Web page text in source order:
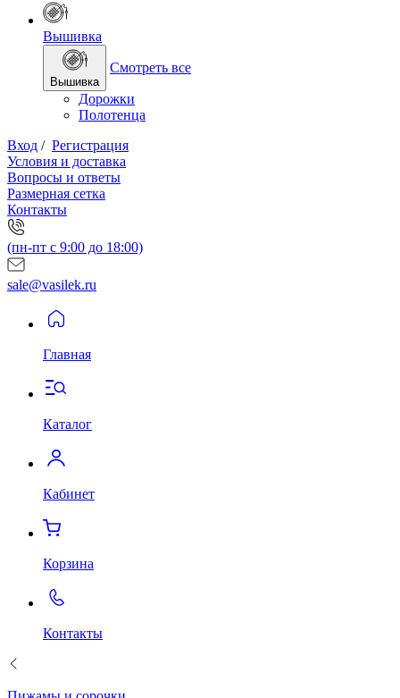
Вышивка
Вышивка
Смотреть все
Дорожки
Полотенца
Вход / Регистрация
Условия и доставка
Вопросы и ответы
Размерная сетка
Контакты
(пн-пт с 9:00 до 18:00)
sale@vasilek.ru
Главная
Каталог
Кабинет
Корзина
Контакты